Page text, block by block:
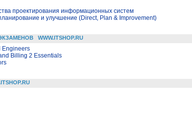
проектирования информационных систем
и улучшение (Direct, Plan & Improvement)
WWW.ITSHOP.RU
Engineers
Billing 2 Essentials